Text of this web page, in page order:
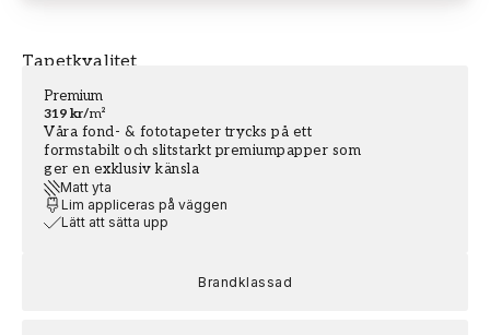
Tapetkvalitet
Premium
319 kr/m²
Våra fond- & fototapeter trycks på ett
formstabilt och slitstarkt premiumpapper som
ger en exklusiv känsla
Matt yta
Lim appliceras på väggen
Lätt att sätta upp
Brandklassad